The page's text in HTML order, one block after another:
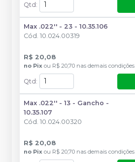
Qtd :
Max .022'' - 23 - 10.35.106
Cód. 10.024.00319
R$ 20,08
no Pix ou R$ 20,70 nas demais condições
Qtd :
Max .022'' - 13 - Gancho -
10.35.107
Cód. 10.024.00320
R$ 20,08
no Pix ou R$ 20,70 nas demais condições